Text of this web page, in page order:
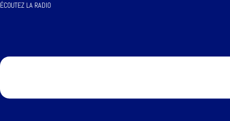
ÉCOUTEZ LA RADIO